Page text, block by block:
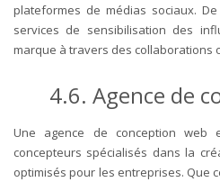
plateformes de médias sociaux.
services de sensibilisation des
marque à travers des collaborations
4.6. Agence de
Une agence de conception web
concepteurs spécialisés dans la
optimisés pour les entreprises. Que